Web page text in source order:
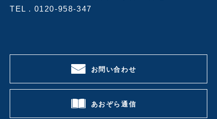
TEL . 0120-958-347
お問い合わせ
あおぞら通信